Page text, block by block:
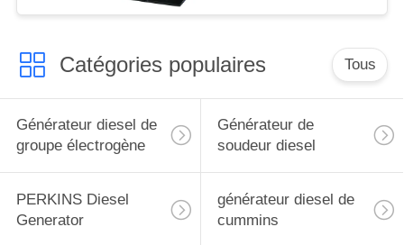
Catégories populaires Tous
Générateur diesel de
groupe électrogène
Générateur de
soudeur diesel
PERKINS Diesel
Generator
générateur diesel de
cummins